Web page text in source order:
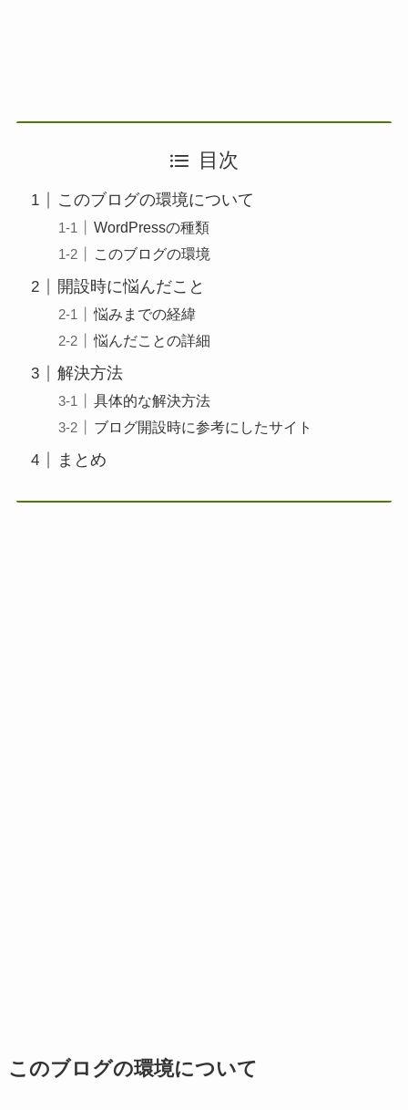
目次
このブログの環境について
WordPressの種類
このブログの環境
開設時に悩んだこと
悩みまでの経緯
悩んだことの詳細
解決方法
具体的な解決方法
ブログ開設時に参考にしたサイト
まとめ
このブログの環境について